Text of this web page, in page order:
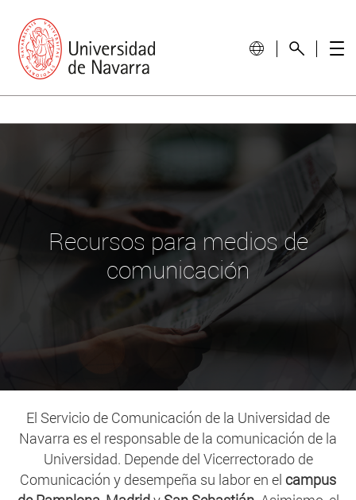
Recursos para medios de
comunicación
El Servicio de Comunicación de la Universidad de
Navarra es el responsable de la comunicación de la
Universidad. Depende del Vicerrectorado de
Comunicación y desempeña su labor en el campus